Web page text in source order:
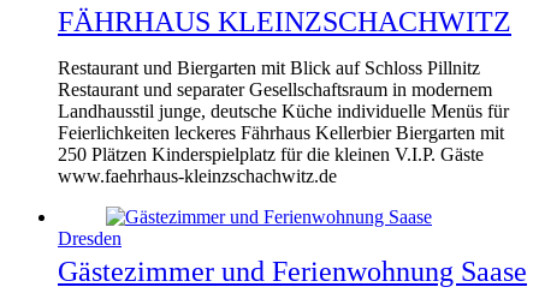
FÄHRHAUS KLEINZSCHACHWITZ
Restaurant und Biergarten mit Blick auf Schloss Pillnitz
Restaurant und separater Gesellschaftsraum in modernem
Landhausstil junge, deutsche Küche individuelle Menüs für
Feierlichkeiten leckeres Fährhaus Kellerbier Biergarten mit
250 Plätzen Kinderspielplatz für die kleinen V.I.P. Gäste
www.faehrhaus-kleinzschachwitz.de
Dresden
Gästezimmer und Ferienwohnung Saase